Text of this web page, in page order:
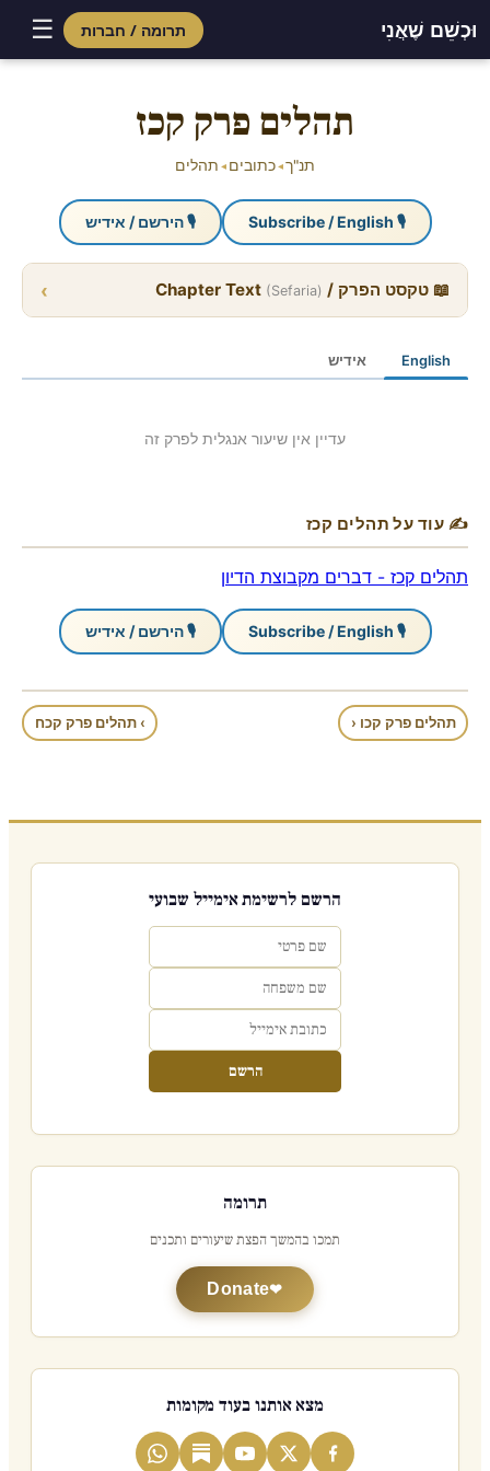
וּכְשֵׁם שֶׁאֲנִי תרומה / חברות ☰
תהלים פרק קכז
תנ"ך◂כתובים ◂ תהלים
🎙 Subscribe / English 🎙 הירשם / אידיש
📖 טקסט הפרק / Chapter Text (Sefaria)
›
English אידיש
עדיין אין שיעור אנגלית לפרק זה
✍ עוד על תהלים קכז
תהלים קכז - דברים מקבוצת הדיון
🎙 Subscribe / English 🎙 הירשם / אידיש
תהלים פרק קכו ‹ › תהלים פרק קכח
הרשם לרשימת אימייל שבועי
הרשם
תרומה
תמכו בהמשך הפצת שיעורים ותכנים
Donate
מצא אותנו בעוד מקומות